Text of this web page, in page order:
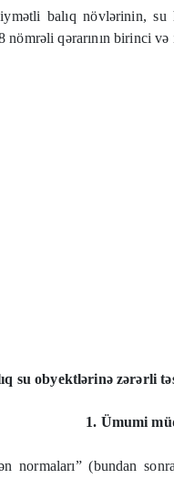
balıq növlərinin,
qərarının birinci
su obyektlərinə zərərli
1. Ümumi
(bundan